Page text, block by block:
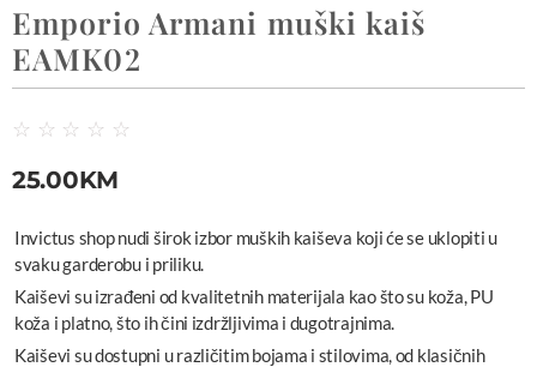
Emporio Armani muški kaiš
EAMK02
☆ ☆ ☆ ☆ ☆
25.00KM
Invictus shop nudi širok izbor muških kaiševa koji će se uklopiti u
svaku garderobu i priliku.
Kaiševi su izrađeni od kvalitetnih materijala kao što su koža, PU
koža i platno, što ih čini izdržljivima i dugotrajnima.
Kaiševi su dostupni u različitim bojama i stilovima, od klasičnih